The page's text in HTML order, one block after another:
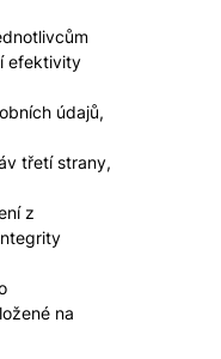
efektivity
údajů,
třetí strany,
z
na